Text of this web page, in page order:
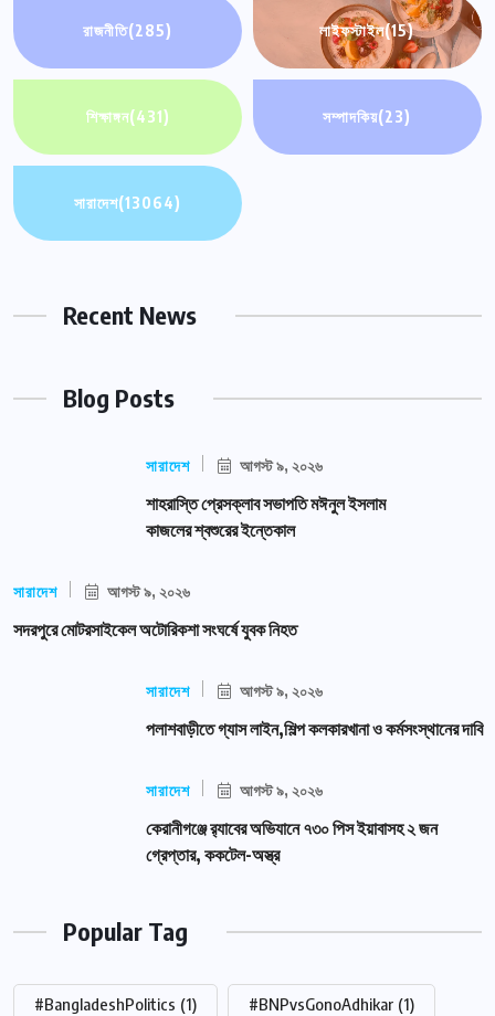
রাজনীতি(285) লাইফস্টাইল(15)
শিক্ষাঙ্গন(431) সম্পাদকিয়(23)
সারাদেশ(13064)
Recent News
Blog Posts
সারাদেশ আগস্ট ৯, ২০২৬
শাহরাস্তি প্রেসক্লাব সভাপতি মঈনুল ইসলাম
কাজলের শ্বশুরের ইন্তেকাল
সারাদেশ আগস্ট ৯, ২০২৬
সদরপুরে মোটরসাইকেল অটোরিকশা সংঘর্ষে যুবক নিহত
সারাদেশ আগস্ট ৯, ২০২৬
পলাশবাড়ীতে গ্যাস লাইন,শিল্প কলকারখানা ও কর্মসংস্থানের দাবি
সারাদেশ আগস্ট ৯, ২০২৬
কেরানীগঞ্জে র‍্যাবের অভিযানে ৭৩০ পিস ইয়াবাসহ ২ জন
গ্রেপ্তার, ককটেল-অস্ত্র
Popular Tag
#BangladeshPolitics (1) #BNPvsGonoAdhikar (1)